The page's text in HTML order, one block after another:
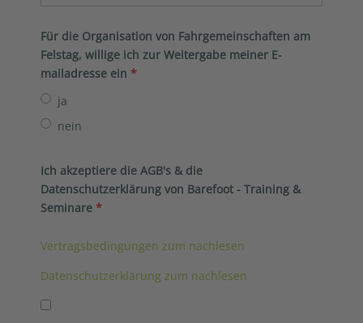
Für die Organisation von Fahrgemeinschaften am
Felstag, willige ich zur Weitergabe meiner E-
mailadresse ein *
ja
nein
Ich akzeptiere die AGB's & die
Datenschutzerklärung von Barefoot - Training &
Seminare *
Vertragsbedingungen zum nachlesen
Datenschutzerklärung zum nachlesen